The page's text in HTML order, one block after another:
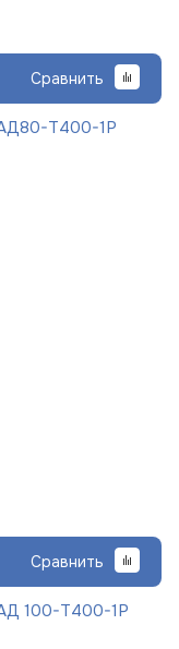
Сравнить
Т400-1Р
Сравнить
100-Т400-1Р